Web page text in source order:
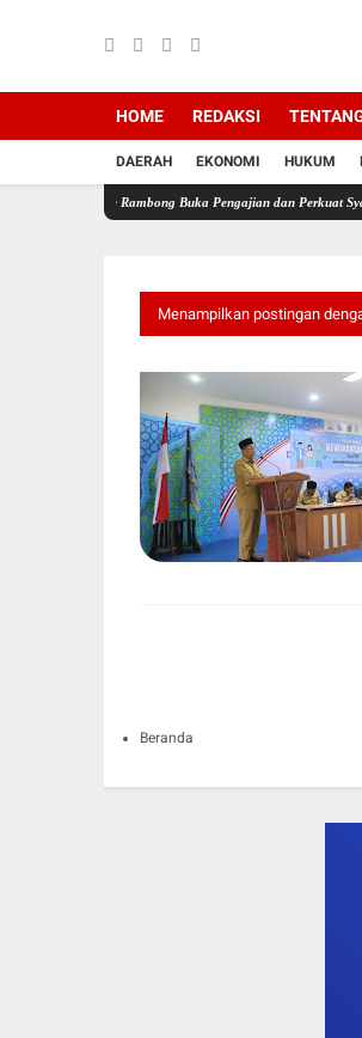
HOME REDAKSI
DAERAH EKONOMI HUKUM
Rambong Buka Pengajian dan Perkuat Syariat Islam
Menampilkan postingan
Beranda